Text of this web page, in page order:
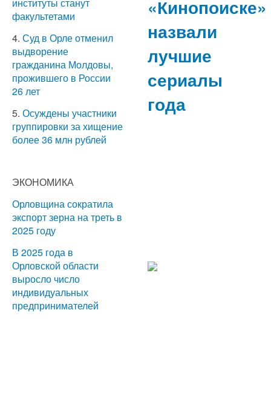
институты станут
факультетами
4. Суд в Орле отменил
выдворение
гражданина Молдовы,
прожившего в России
26 лет
5. Осуждены участники
группировки за хищение
более 36 млн рублей
ЭКОНОМИКА
Орловщина сократила
экспорт зерна на треть в
2025 году
В 2025 года в
Орловской области
выросло число
индивидуальных
предпринимателей
«Кинопоиске»
назвали
лучшие
сериалы
года